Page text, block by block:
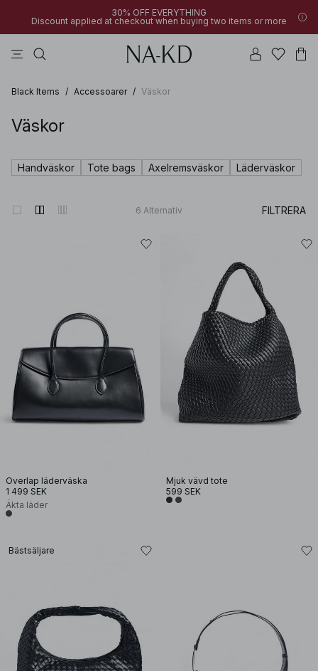
30% OFF EVERYTHING
Discount applied at checkout when buying two items or more
Black Items / Accessoarer / Väskor
Väskor
Handväskor Tote bags Axelremsväskor Läderväskor
6 Alternativ FILTRERA
Overlap läderväska
1 499 SEK
Äkta läder
Mjuk vävd tote
599 SEK
Bästsäljare